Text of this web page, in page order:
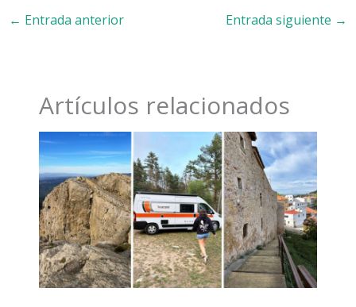
← Entrada anterior Entrada siguiente →
Artículos relacionados